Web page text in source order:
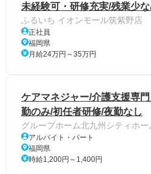
未経験可・研修充実/残業少
ふるいち イオンモール筑紫野店
正社員
福岡県
月給24万円～35万円
ケアマネジャー/介護支援専
勤のみ/初任者研修/夜勤なし
グループホーム北九州シティホー
アルバイト・パート
福岡県
時給1,200円～1,400円